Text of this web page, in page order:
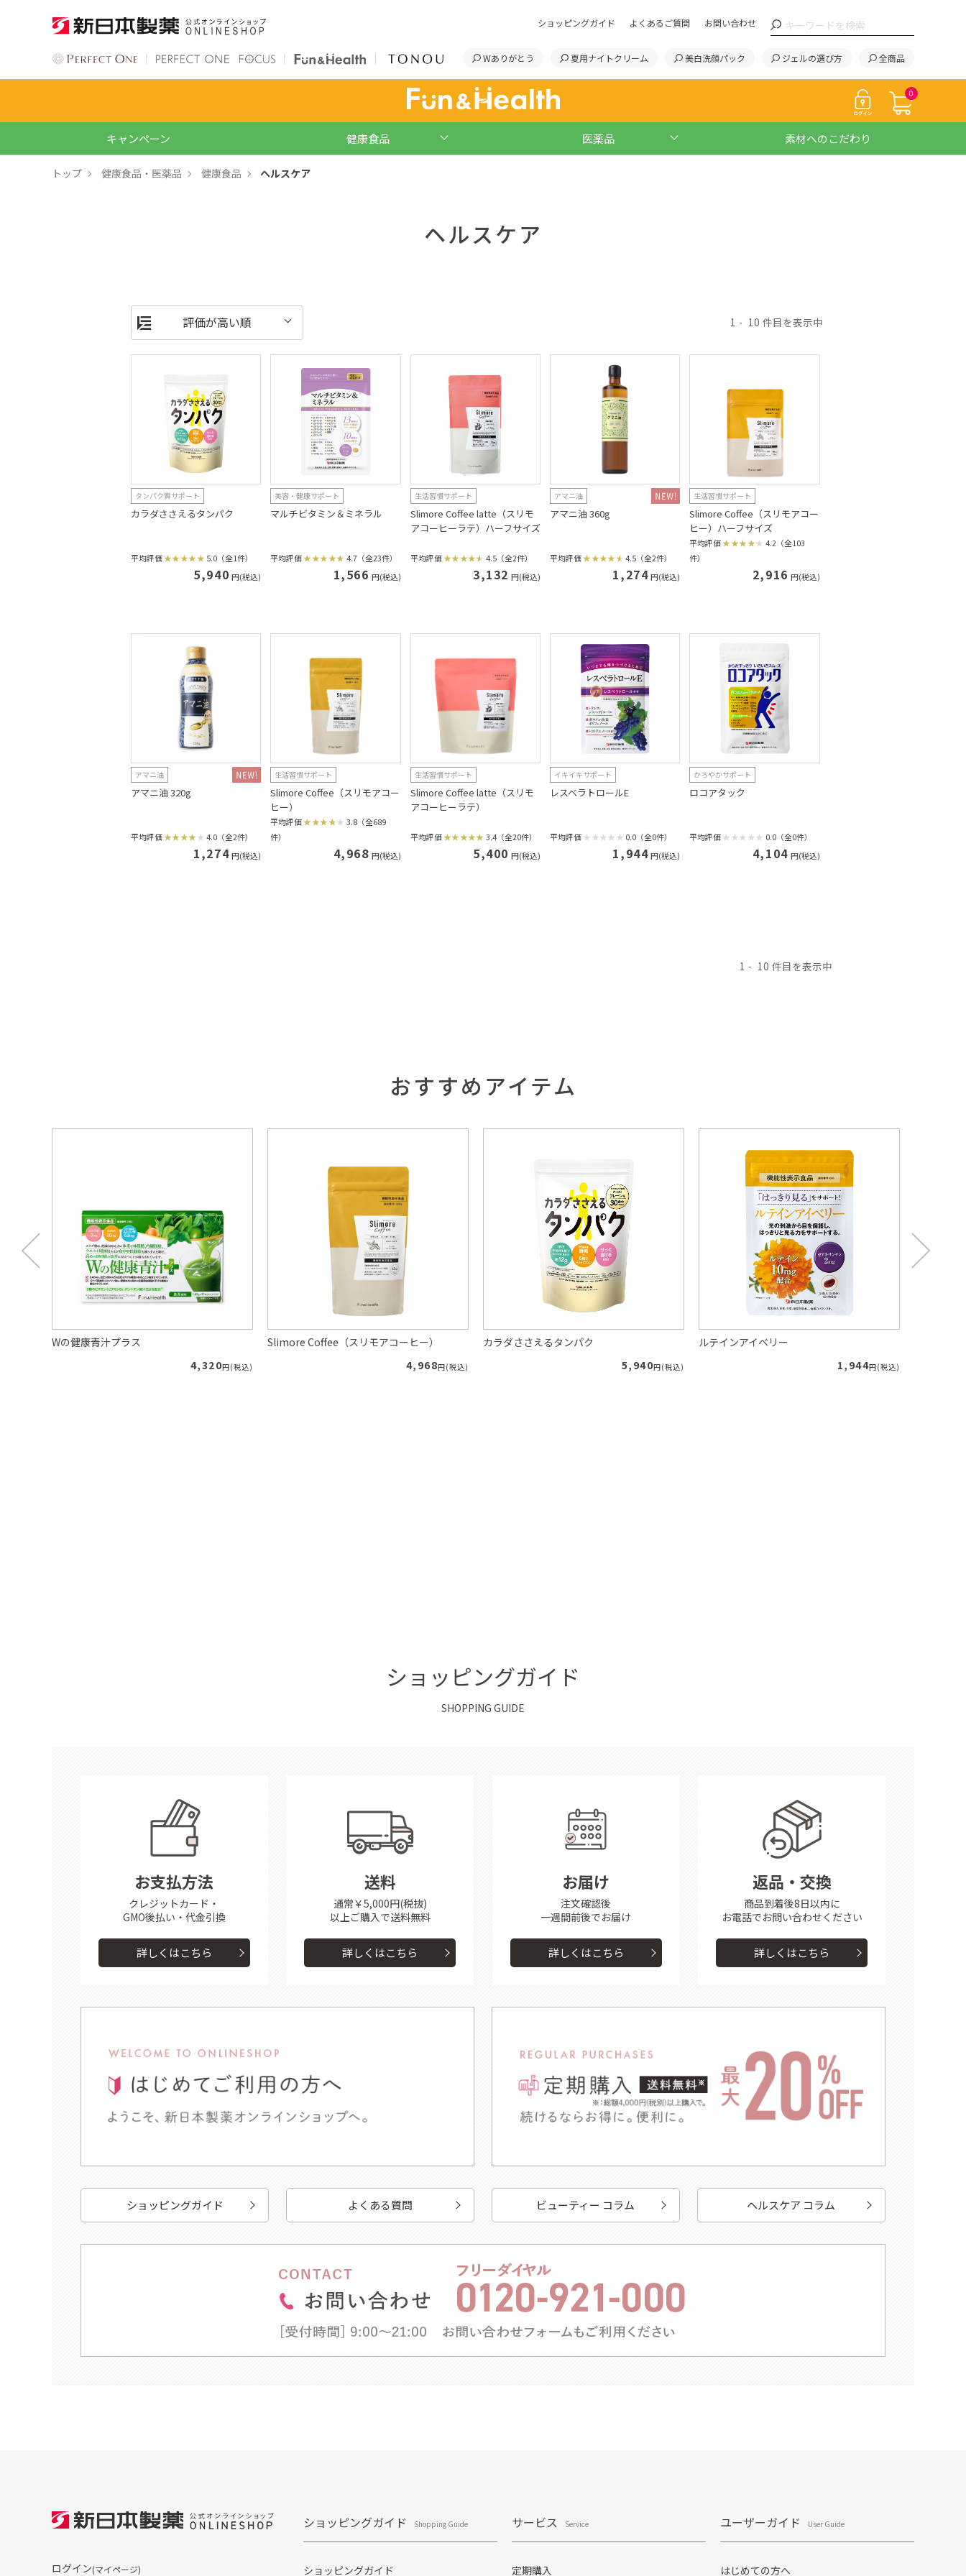
ショッピングガイド よくあるご質問 お問い合わせ
Wありがとう 夏用ナイトクリーム 美白洗顔パック ジェルの選び方 全商品
0
キャンペーン 健康食品 医薬品 素材へのこだわり
トップ 健康食品・医薬品 健康食品 ヘルスケア
ヘルスケア
1 10
タンパク質サポート
カラダささえるタンパク
平均評価 5.0（全1件）
5,940 円(税込)
美容・健康サポート
マルチビタミン＆ミネラル
平均評価 4.7（全23件）
1,566 円(税込)
生活習慣サポート
Slimore Coffee latte（スリモ
アコーヒーラテ）ハーフサイズ
平均評価 4.5（全2件）
3,132 円(税込)
アマニ油
アマニ油 360g
平均評価 4.5（全2件）
1,274 円(税込)
生活習慣サポート
Slimore Coffee（スリモアコー
ヒー）ハーフサイズ
平均評価
4.2（全103
件）
2,916 円(税込)
アマニ油
アマニ油 320g
平均評価 4.0（全2件）
1,274 円(税込)
生活習慣サポート
Slimore Coffee（スリモアコー
ヒー）
平均評価
3.8（全689
件）
4,968 円(税込)
生活習慣サポート
Slimore Coffee latte（スリモ
アコーヒーラテ）
平均評価 3.4（全20件）
5,400 円(税込)
イキイキサポート
レスベラトロールE
平均評価 0.0（全0件）
1,944 円(税込)
かろやかサポート
ロコアタック
平均評価 0.0（全0件）
4,104 円(税込)
1 10
おすすめアイテム
Wの健康青汁プラス
4,320円(税込)
Slimore Coffee（スリモアコーヒー）
4,968円(税込)
カラダささえるタンパク
5,940円(税込)
ルテインアイベリー
1,944円(税込)
ショッピングガイド
SHOPPING GUIDE
お支払方法
クレジットカード・
GMO後払い・代金引換
詳しくはこちら
送料
通常￥5,000円(税抜)
以上ご購入で送料無料
詳しくはこちら
お届け
注文確認後
一週間前後でお届け
詳しくはこちら
返品・交換
商品到着後8日以内に
お電話でお問い合わせください
詳しくはこちら
ショッピングガイド よくある質問 ビューティー コラム ヘルスケア コラム
ログイン(マイページ)
ショッピングガイド Shopping Guide
ショッピングガイド
サービス Service
定期購入
ユーザーガイド User Guide
はじめての方へ